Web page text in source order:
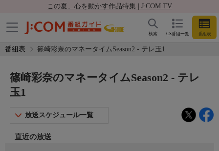
この夏、心を動かす作品特集 | J:COM TV
CS番組一覧 番組表
検索
番組表 篠崎彩奈のマネータイムSeason2 - テレ玉1
篠崎彩奈のマネータイムSeason2 - テレ
玉1
放送スケジュール一覧
直近の放送